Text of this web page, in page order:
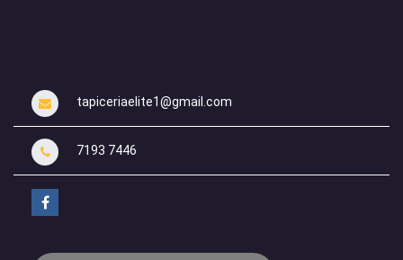
tapiceriaelite1@gmail.com
7193 7446